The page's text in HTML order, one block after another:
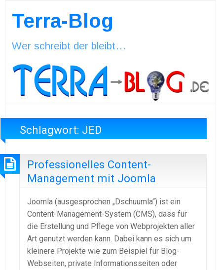
Terra-Blog
Wer schreibt der bleibt…
Schlagwort: JED
Professionelles Content-
Management mit Joomla
Joomla (ausgesprochen „Dschuumla“) ist ein
Content-Management-System (CMS), dass für
die Erstellung und Pflege von Webprojekten aller
Art genutzt werden kann. Dabei kann es sich um
kleinere Projekte wie zum Beispiel für Blog-
Webseiten, private Informationsseiten oder